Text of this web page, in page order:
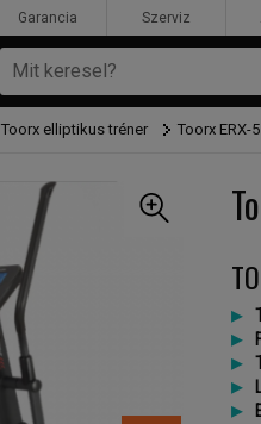
Toorx elliptikus tréner Toorx ERX-
Garancia Szerviz